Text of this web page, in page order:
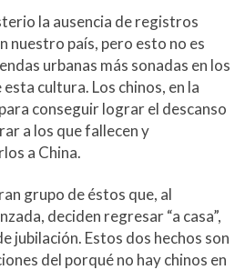
la ausencia de registros
nuestro país, pero esto no es
urbanas más sonadas en los
cultura. Los chinos, en la
conseguir lograr el descanso
a los que fallecen y
a China.
grupo de éstos que, al
deciden regresar “a casa”,
jubilación. Estos dos hechos son
del porqué no hay chinos en